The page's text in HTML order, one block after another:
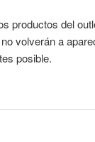
productos del
volverán a
posible.